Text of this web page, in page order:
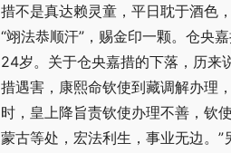
措不是真达赖灵童，平日耽于酒色
“翊法恭顺汗”，赐金印一颗。仓央
24岁。关于仓央嘉措的下落，历来
措遇害，康熙命钦使到藏调解办理
时，皇上降旨责钦使办理不善，钦
蒙古等处，宏法利生，事业无边。